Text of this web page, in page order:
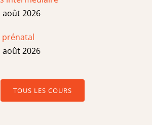
août 2026
prénatal
août 2026
TOUS LES COURS